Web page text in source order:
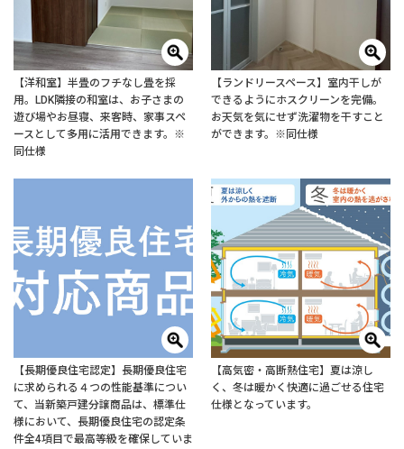
【洋和室】半畳のフチなし畳を採
用。LDK隣接の和室は、お子さまの
遊び場やお昼寝、来客時、家事スペ
ースとして多用に活用できます。※
同仕様
【ランドリースペース】室内干しが
できるようにホスクリーンを完備。
お天気を気にせず洗濯物を干すこと
ができます。※同仕様
【長期優良住宅認定】長期優良住宅
に求められる４つの性能基準につい
て、当新築戸建分譲商品は、標準仕
様において、長期優良住宅の認定条
件全4項目で最高等級を確保していま
【高気密・高断熱住宅】夏は涼し
く、冬は暖かく快適に過ごせる住宅
仕様となっています。